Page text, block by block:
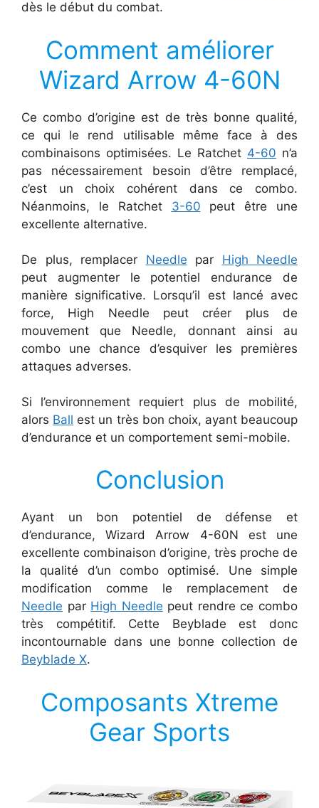
dès le début du combat.
Comment améliorer
Wizard Arrow 4-60N
Ce combo d’origine est de très bonne qualité,
ce qui le rend utilisable même face à des
combinaisons optimisées. Le Ratchet 4-60 n’a
pas nécessairement besoin d’être remplacé,
c’est un choix cohérent dans ce combo.
Néanmoins, le Ratchet 3-60 peut être une
excellente alternative.
De plus, remplacer Needle par High Needle
peut augmenter le potentiel endurance de
manière significative. Lorsqu’il est lancé avec
force, High Needle peut créer plus de
mouvement que Needle, donnant ainsi au
combo une chance d’esquiver les premières
attaques adverses.
Si l’environnement requiert plus de mobilité,
alors Ball est un très bon choix, ayant beaucoup
d’endurance et un comportement semi-mobile.
Conclusion
Ayant un bon potentiel de défense et
d’endurance, Wizard Arrow 4-60N est une
excellente combinaison d’origine, très proche de
la qualité d’un combo optimisé. Une simple
modification comme le remplacement de
Needle par High Needle peut rendre ce combo
très compétitif. Cette Beyblade est donc
incontournable dans une bonne collection de
Beyblade X.
Composants Xtreme
Gear Sports